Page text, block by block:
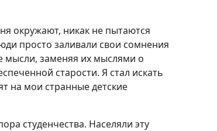
окружают, никак не пытаются
просто заливали свои сомнения
мысли, заменяя их мыслями о
старости. Я стал искать
на мои странные детские
студенчества. Населяли эту